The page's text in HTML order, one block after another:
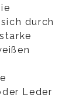
durch
Leder